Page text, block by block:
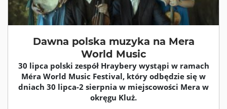
Dawna polska muzyka na Mera
World Music
30 lipca polski zespół Hraybery wystąpi w ramach
Méra World Music Festival, który odbędzie się w
dniach 30 lipca-2 sierpnia w miejscowości Mera w
okręgu Kluż.